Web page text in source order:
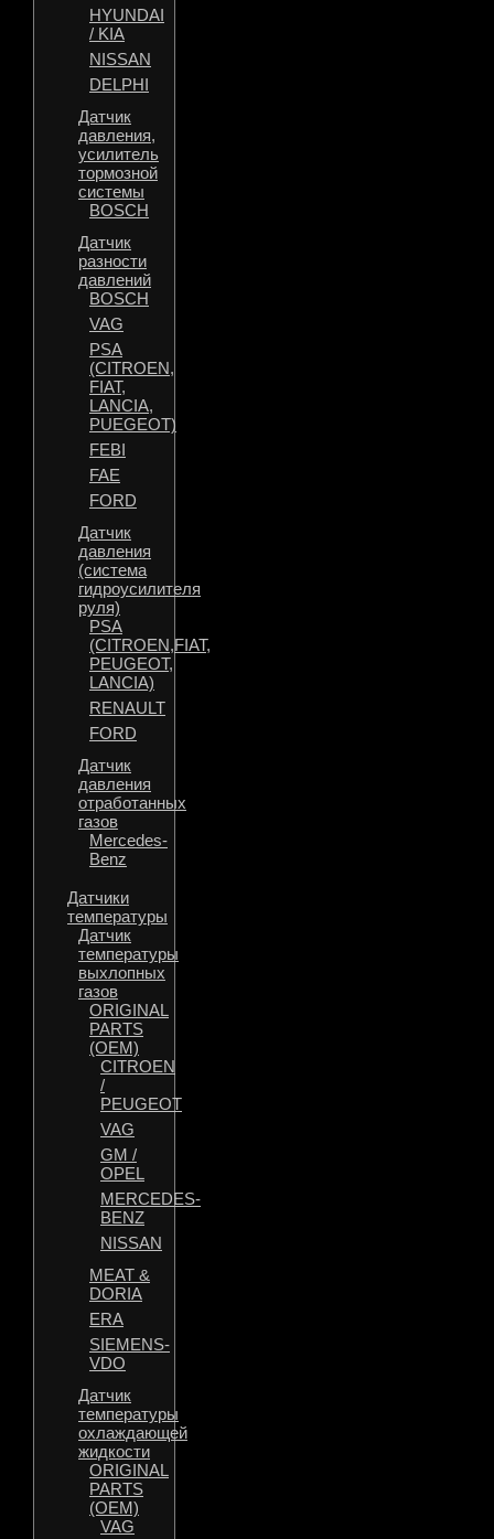
HYUNDAI
/ KIA
NISSAN
DELPHI
Датчик
давления,
усилитель
тормозной
системы
BOSCH
Датчик
разности
давлений
BOSCH
VAG
PSA
(CITROEN,
FIAT,
LANCIA,
PUEGEOT)
FEBI
FAE
FORD
Датчик
давления
(система
гидроусилителя
руля)
PSA
(CITROEN,FIAT,
PEUGEOT,
LANCIA)
RENAULT
FORD
Датчик
давления
отработанных
газов
Mercedes-
Benz
Датчики
температуры
Датчик
температуры
выхлопных
газов
ORIGINAL
PARTS
(OEM)
CITROEN
/
PEUGEOT
VAG
GM /
OPEL
MERCEDES-
BENZ
NISSAN
MEAT &
DORIA
ERA
SIEMENS-
VDO
Датчик
температуры
охлаждающей
жидкости
ORIGINAL
PARTS
(OEM)
VAG